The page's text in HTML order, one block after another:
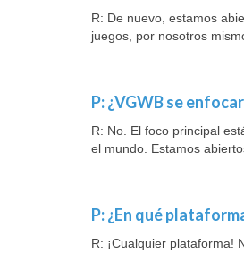
R: De nuevo, estamos
juegos, por nosotros
P: ¿VGWB se
R: No. El foco principal
el mundo. Estamos
P: ¿En qué
R: ¡Cualquier plataforma!